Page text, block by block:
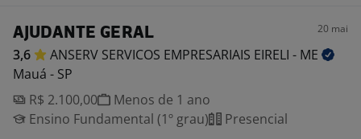
AJUDANTE GERAL 20 mai
3,6 ANSERV SERVICOS EMPRESARIAIS EIRELI - ME
Mauá - SP
R$ 2.100,00
Menos de 1 ano
Ensino Fundamental (1º grau)
Presencial